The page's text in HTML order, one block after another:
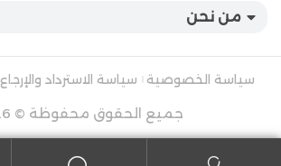
من نحن
سياسة الخصوصية سياسة الاسترداد والإرجاع
جميع الحقوق محفوظة © 2026